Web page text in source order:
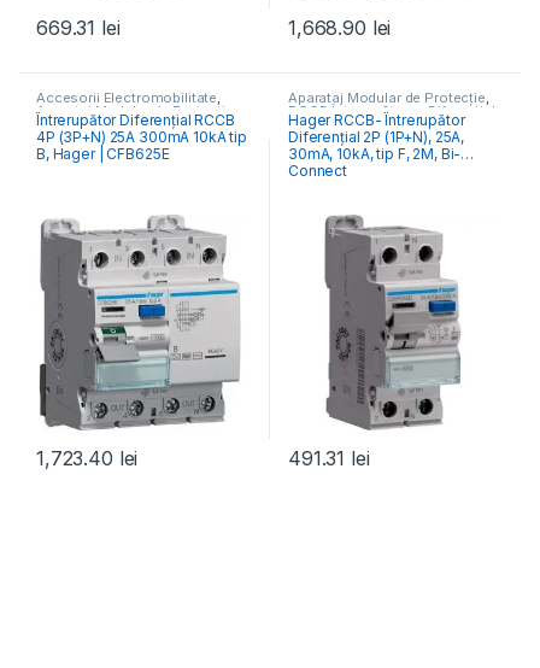
669.31 lei 1,668.90 lei
Accesorii Electromobilitate,
Aparataj Modular de Protecție,
Monitorizare & Control PV,
RCCB Întrerupătoare Diferențiale
Întrerupător Diferențial RCCB
4P (3P+N) 25A 300mA 10kA tip
B, Hager | CFB625E
1,723.40 lei
Aparataj Modular de Protecție,
RCCB Întrerupătoare Diferențiale
Hager RCCB- Întrerupător
Diferențial 2P (1P+N), 25A,
30mA, 10kA, tip F, 2M, Bi-
Connect
491.31 lei